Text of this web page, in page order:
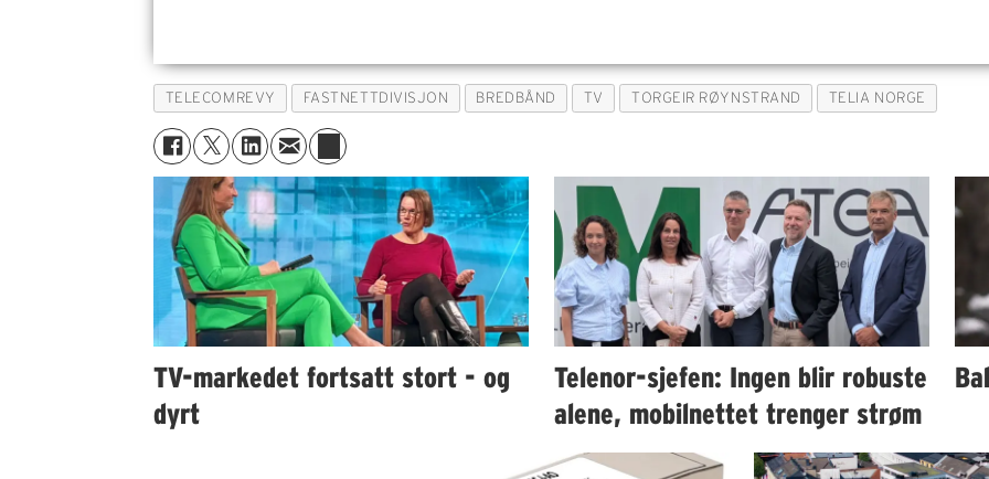
TELECOMREVY FASTNETTDIVISJON BREDBÅND TV TORGEIR RØYNSTRAND TELIA NORGE
TV-markedet fortsatt stort - og
dyrt
Telenor-sjefen: Ingen blir robuste
alene, mobilnettet trenger strøm